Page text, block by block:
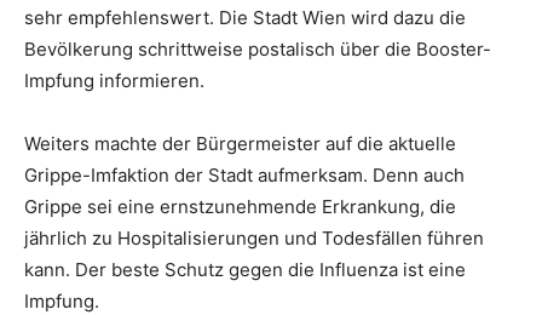
sehr empfehlenswert. Die Stadt Wien wird dazu die
Bevölkerung schrittweise postalisch über die Booster-
Impfung informieren.
Weiters machte der Bürgermeister auf die aktuelle
Grippe-Imfaktion der Stadt aufmerksam. Denn auch
Grippe sei eine ernstzunehmende Erkrankung, die
jährlich zu Hospitalisierungen und Todesfällen führen
kann. Der beste Schutz gegen die Influenza ist eine
Impfung.